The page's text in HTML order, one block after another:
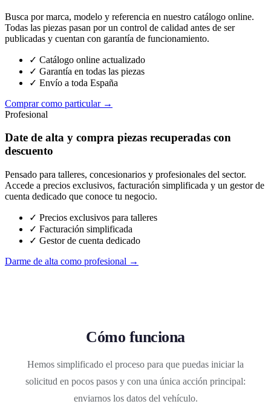
Busca por marca, modelo y referencia en nuestro catálogo online.
Todas las piezas pasan por un control de calidad antes de ser
publicadas y cuentan con garantía de funcionamiento.
✓ Catálogo online actualizado
✓ Garantía en todas las piezas
✓ Envío a toda España
Comprar como particular →
Profesional
Date de alta y compra piezas recuperadas con
descuento
Pensado para talleres, concesionarios y profesionales del sector.
Accede a precios exclusivos, facturación simplificada y un gestor de
cuenta dedicado que conoce tu negocio.
✓ Precios exclusivos para talleres
✓ Facturación simplificada
✓ Gestor de cuenta dedicado
Darme de alta como profesional →
Cómo funciona
Hemos simplificado el proceso para que puedas iniciar la
solicitud en pocos pasos y con una única acción principal:
enviarnos los datos del vehículo.